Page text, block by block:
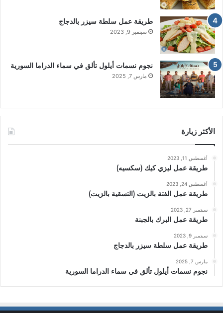
طريقة عمل سلطة سيزر بالدجاج
سبتمبر 9, 2023
نجوم نسمات أيلول تألق في سماء الدراما السورية
مارس 7, 2025
الأكثر زيارة
أغسطس 11, 2023
طريقة عمل ليزي كيك (سكسيه)
أغسطس 24, 2023
طريقة عمل الفتة بالزيت (التسقية بالزيت)
سبتمبر 27, 2023
طريقة عمل البرك بالجبنة
سبتمبر 9, 2023
طريقة عمل سلطة سيزر بالدجاج
مارس 7, 2025
نجوم نسمات أيلول تألق في سماء الدراما السورية